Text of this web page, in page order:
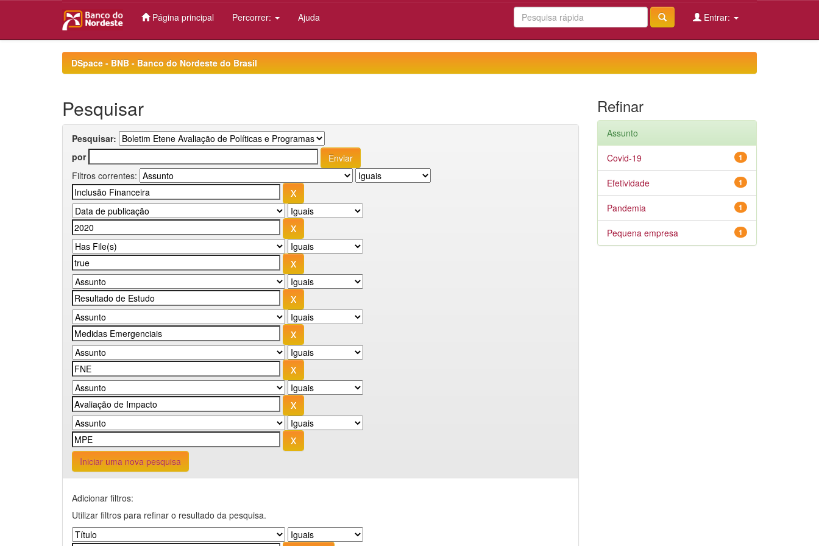
Página principal Percorrer: Ajuda Entrar:
DSpace - BNB - Banco do Nordeste do Brasil
Pesquisar
Pesquisar:
por
Filtros correntes:
Iniciar uma nova pesquisa
Adicionar filtros:
Utilizar filtros para refinar o resultado da pesquisa.
Refinar
Assunto
1
Covid-19
1
Efetividade
1
Pandemia
1
Pequena empresa